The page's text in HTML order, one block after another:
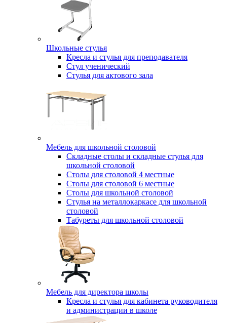
Школьные стулья
Кресла и стулья для преподавателя
Стул ученический
Стулья для актового зала
Мебель для школьной столовой
Складные столы и складные стулья для
школьной столовой
Столы для столовой 4 местные
Столы для столовой 6 местные
Столы для школьной столовой
Стулья на металлокаркасе для школьной
столовой
Табуреты для школьной столовой
Мебель для директора школы
Кресла и стулья для кабинета руководителя
и администрации в школе